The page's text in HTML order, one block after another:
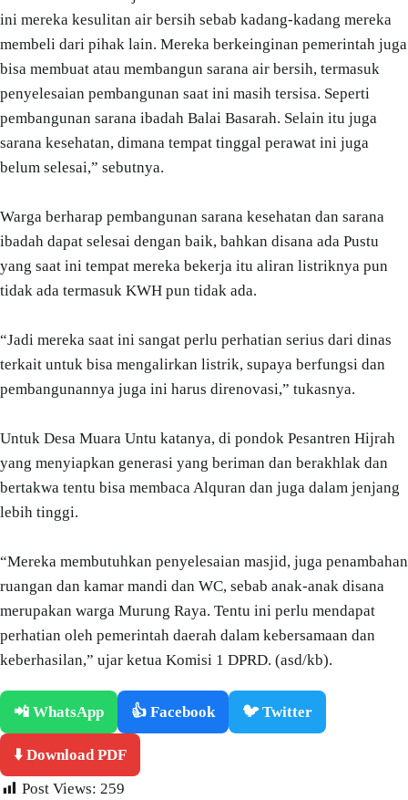
ini mereka kesulitan air bersih sebab kadang-kadang mereka
membeli dari pihak lain. Mereka berkeinginan pemerintah juga
bisa membuat atau membangun sarana air bersih, termasuk
penyelesaian pembangunan saat ini masih tersisa. Seperti
pembangunan sarana ibadah Balai Basarah. Selain itu juga
sarana kesehatan, dimana tempat tinggal perawat ini juga
belum selesai,” sebutnya.
Warga berharap pembangunan sarana kesehatan dan sarana
ibadah dapat selesai dengan baik, bahkan disana ada Pustu
yang saat ini tempat mereka bekerja itu aliran listriknya pun
tidak ada termasuk KWH pun tidak ada.
“Jadi mereka saat ini sangat perlu perhatian serius dari dinas
terkait untuk bisa mengalirkan listrik, supaya berfungsi dan
pembangunannya juga ini harus direnovasi,” tukasnya.
Untuk Desa Muara Untu katanya, di pondok Pesantren Hijrah
yang menyiapkan generasi yang beriman dan berakhlak dan
bertakwa tentu bisa membaca Alquran dan juga dalam jenjang
lebih tinggi.
“Mereka membutuhkan penyelesaian masjid, juga penambahan
ruangan dan kamar mandi dan WC, sebab anak-anak disana
merupakan warga Murung Raya. Tentu ini perlu mendapat
perhatian oleh pemerintah daerah dalam kebersamaan dan
keberhasilan,” ujar ketua Komisi 1 DPRD. (asd/kb).
📲 WhatsApp 👍 Facebook 🐦 Twitter
⬇️ Download PDF
Post Views: 259